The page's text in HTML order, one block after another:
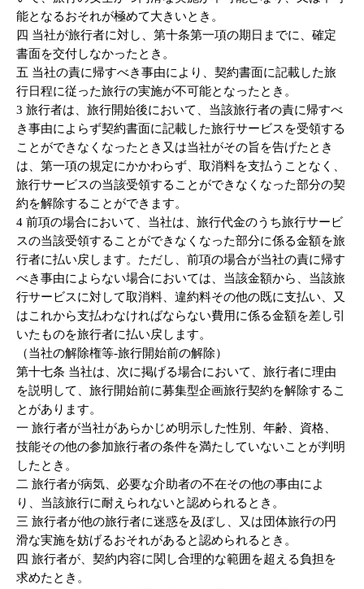
能となるおそれが極めて大きいとき。
四 当社が旅行者に対し、第十条第一項の期日までに、確定
書面を交付しなかったとき。
五 当社の責に帰すべき事由により、契約書面に記載した旅
行日程に従った旅行の実施が不可能となったとき。
3 旅行者は、旅行開始後において、当該旅行者の責に帰すべ
き事由によらず契約書面に記載した旅行サービスを受領する
ことができなくなったとき又は当社がその旨を告げたとき
は、第一項の規定にかかわらず、取消料を支払うことなく、
旅行サービスの当該受領することができなくなった部分の契
約を解除することができます。
4 前項の場合において、当社は、旅行代金のうち旅行サービ
スの当該受領することができなくなった部分に係る金額を旅
行者に払い戻します。ただし、前項の場合が当社の責に帰す
べき事由によらない場合においては、当該金額から、当該旅
行サービスに対して取消料、違約料その他の既に支払い、又
はこれから支払わなければならない費用に係る金額を差し引
いたものを旅行者に払い戻します。
（当社の解除権等-旅行開始前の解除）
第十七条 当社は、次に掲げる場合において、旅行者に理由
を説明して、旅行開始前に募集型企画旅行契約を解除するこ
とがあります。
一 旅行者が当社があらかじめ明示した性別、年齢、資格、
技能その他の参加旅行者の条件を満たしていないことが判明
したとき。
二 旅行者が病気、必要な介助者の不在その他の事由によ
り、当該旅行に耐えられないと認められるとき。
三 旅行者が他の旅行者に迷惑を及ぼし、又は団体旅行の円
滑な実施を妨げるおそれがあると認められるとき。
四 旅行者が、契約内容に関し合理的な範囲を超える負担を
求めたとき。